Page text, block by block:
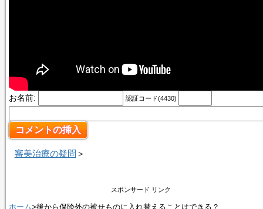
お名前: 認証コード(4430)
審美治療の疑問 ＞
スポンサード リンク
ホーム>後から保険外の被せものに入れ替えることはできる？